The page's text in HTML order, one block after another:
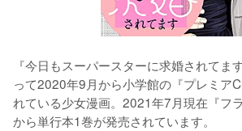
『今日もスーパースターに求婚されてま
って2020年9月から小学館の『プレミア
れている少女漫画。2021年7月現在『フ
から単行本1巻が発売されています。